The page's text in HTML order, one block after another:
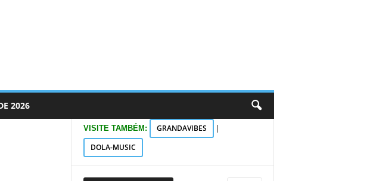
2026
VISITE TAMBÉM: GRANDAVIBES
DOLA-MUSIC